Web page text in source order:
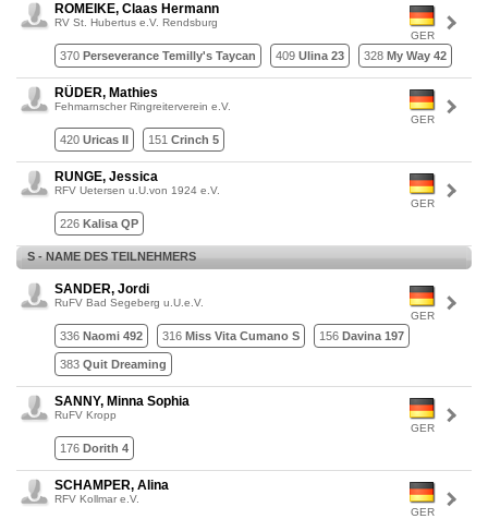
GER
ROMEIKE, Claas Hermann
RV St. Hubertus e.V. Rendsburg
370 Perseverance Temilly's Taycan 409 Ulina 23 328 My Way 42
GER
RÜDER, Mathies
Fehmarnscher Ringreiterverein e.V.
420 Uricas II 151 Crinch 5
GER
RUNGE, Jessica
RFV Uetersen u.U.von 1924 e.V.
226 Kalisa QP
S - NAME DES TEILNEHMERS
GER
SANDER, Jordi
RuFV Bad Segeberg u.U.e.V.
336 Naomi 492 316 Miss Vita Cumano S 156 Davina 197
383 Quit Dreaming
GER
SANNY, Minna Sophia
RuFV Kropp
176 Dorith 4
GER
SCHAMPER, Alina
RFV Kollmar e.V.